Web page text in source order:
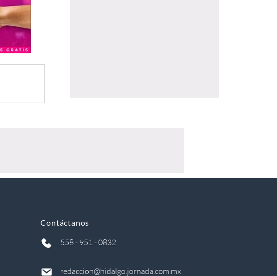
Contáctanos
558 - 951 - 0832
redaccion@hidalgo.jornada.com.mx